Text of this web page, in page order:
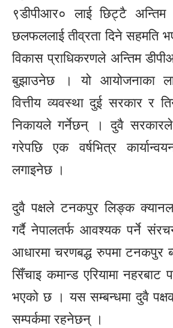
९डीपीआर० लाई छिट्टै अन्तिम
छलफललाई तीव्रता दिने सहमति
विकास प्राधिकरणले अन्तिम
बुझाउनेछ । यो आयोजनाका
वित्तीय व्यवस्था दुई सरकार र
निकायले गर्नेछन् । दुवै
गरेपछि एक वर्षभित्र
लगाइनेछ ।
दुवै पक्षले टनकपुर लिङ्क क्यानल
गर्दै नेपालतर्फ आवश्यक पर्ने
आधारमा चरणबद्ध रुपमा टनकपुर
सिँचाइ कमान्ड एरियामा नहरबाट
भएको छ । यस सम्बन्धमा दुवै
सम्पर्कमा रहनेछन् ।